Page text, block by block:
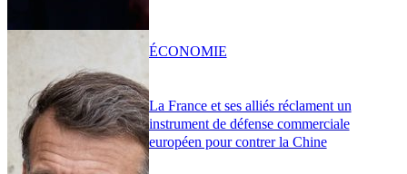
La France et ses alliés réclament un
instrument de défense commerciale
européen pour contrer la Chine
ÉCONOMIE